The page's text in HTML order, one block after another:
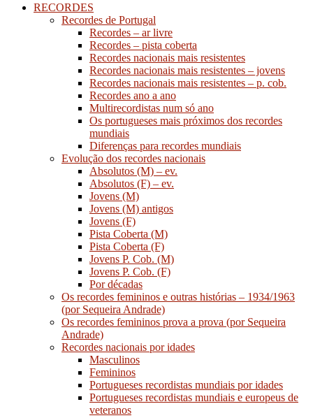
RECORDES
Recordes de Portugal
Recordes – ar livre
Recordes – pista coberta
Recordes nacionais mais resistentes
Recordes nacionais mais resistentes – jovens
Recordes nacionais mais resistentes – p. cob.
Recordes ano a ano
Multirecordistas num só ano
Os portugueses mais próximos dos recordes
mundiais
Diferenças para recordes mundiais
Evolução dos recordes nacionais
Absolutos (M) – ev.
Absolutos (F) – ev.
Jovens (M)
Jovens (M) antigos
Jovens (F)
Pista Coberta (M)
Pista Coberta (F)
Jovens P. Cob. (M)
Jovens P. Cob. (F)
Por décadas
Os recordes femininos e outras histórias – 1934/1963
(por Sequeira Andrade)
Os recordes femininos prova a prova (por Sequeira
Andrade)
Recordes nacionais por idades
Masculinos
Femininos
Portugueses recordistas mundiais por idades
Portugueses recordistas mundiais e europeus de
veteranos